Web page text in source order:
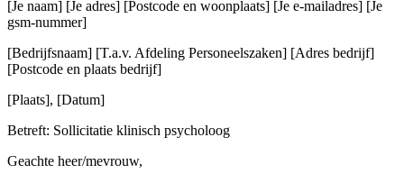
[Je naam] [Je adres] [Postcode en woonplaats] [Je e-mailadres] [Je
gsm-nummer]
[Bedrijfsnaam] [T.a.v. Afdeling Personeelszaken] [Adres bedrijf]
[Postcode en plaats bedrijf]
[Plaats], [Datum]
Betreft: Sollicitatie klinisch psycholoog
Geachte heer/mevrouw,